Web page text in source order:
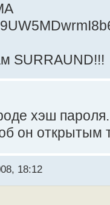
SURRAUND!!!
хэш пароля.
он открытым
18:12